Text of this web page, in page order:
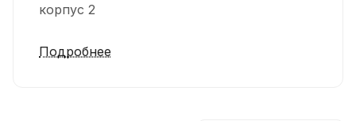
корпус 2
Подробнее